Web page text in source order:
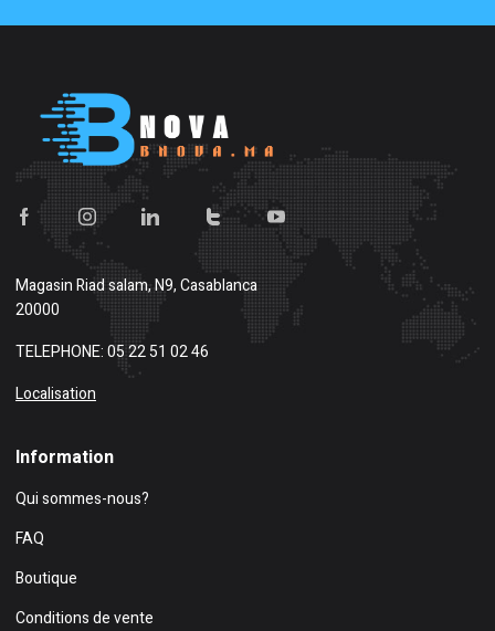
MagasinRiad salam, N9, Casablanca
20000
TELEPHONE: 05 22 51 02 46
Localisation
Information
Qui sommes-nous?
FAQ
Boutique
Conditions de vente